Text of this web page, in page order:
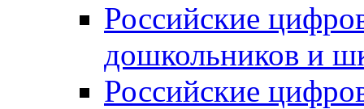
Российские
дошкольников и
Российские